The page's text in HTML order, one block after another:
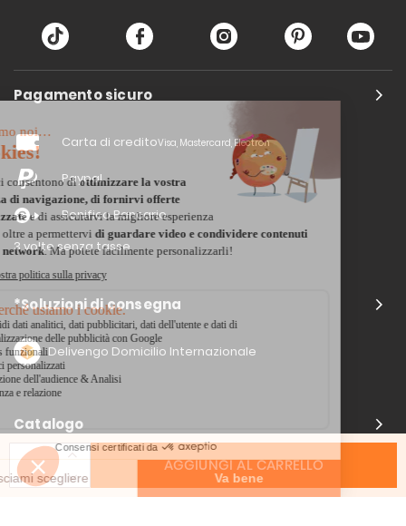
AGGIUNGI AL CARRELLO
Pagamento sicuro
Carta di creditoVisa, Mastercard, Electron
Paypal
Bonifico Bancario
3 volte senza tasse
*Soluzioni di consegna
Delivengo Domicilio Internazionale
Catalogo